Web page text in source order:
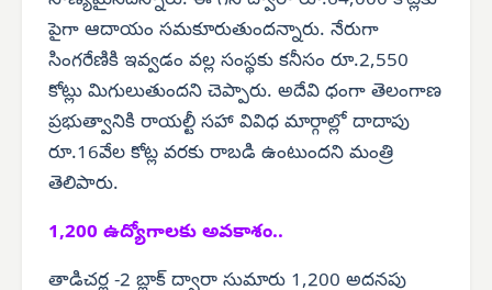
పైగా ఆదాయం సమకూరుతుందన్నారు. నేరుగా
సింగరేణికి ఇవ్వడం వల్ల సంస్థకు కనీసం రూ.2,550
కోట్లు మిగులుతుందని చెప్పారు. అదేవి ధంగా తెలంగాణ
ప్రభుత్వానికి రాయల్టీ సహా వివిధ మార్గాల్లో దాదాపు
రూ.16వేల కోట్ల వరకు రాబడి ఉంటుందని మంత్రి
తెలిపారు.
1,200 ఉద్యోగాలకు అవకాశం..
తాడిచర్ల -2 బ్లాక్ ద్వారా సుమారు 1,200 అదనపు